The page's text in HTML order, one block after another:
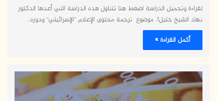
لقراءة وتحميل الدراسة اضغط هنا تتناول هذه الدراسة التي أعدها الدكتور
نهاد الشيخ خليل1، موضوع ترجمة محتوى الإعلام “الإسرائيلي” ودوره…
أكمل القراءة »